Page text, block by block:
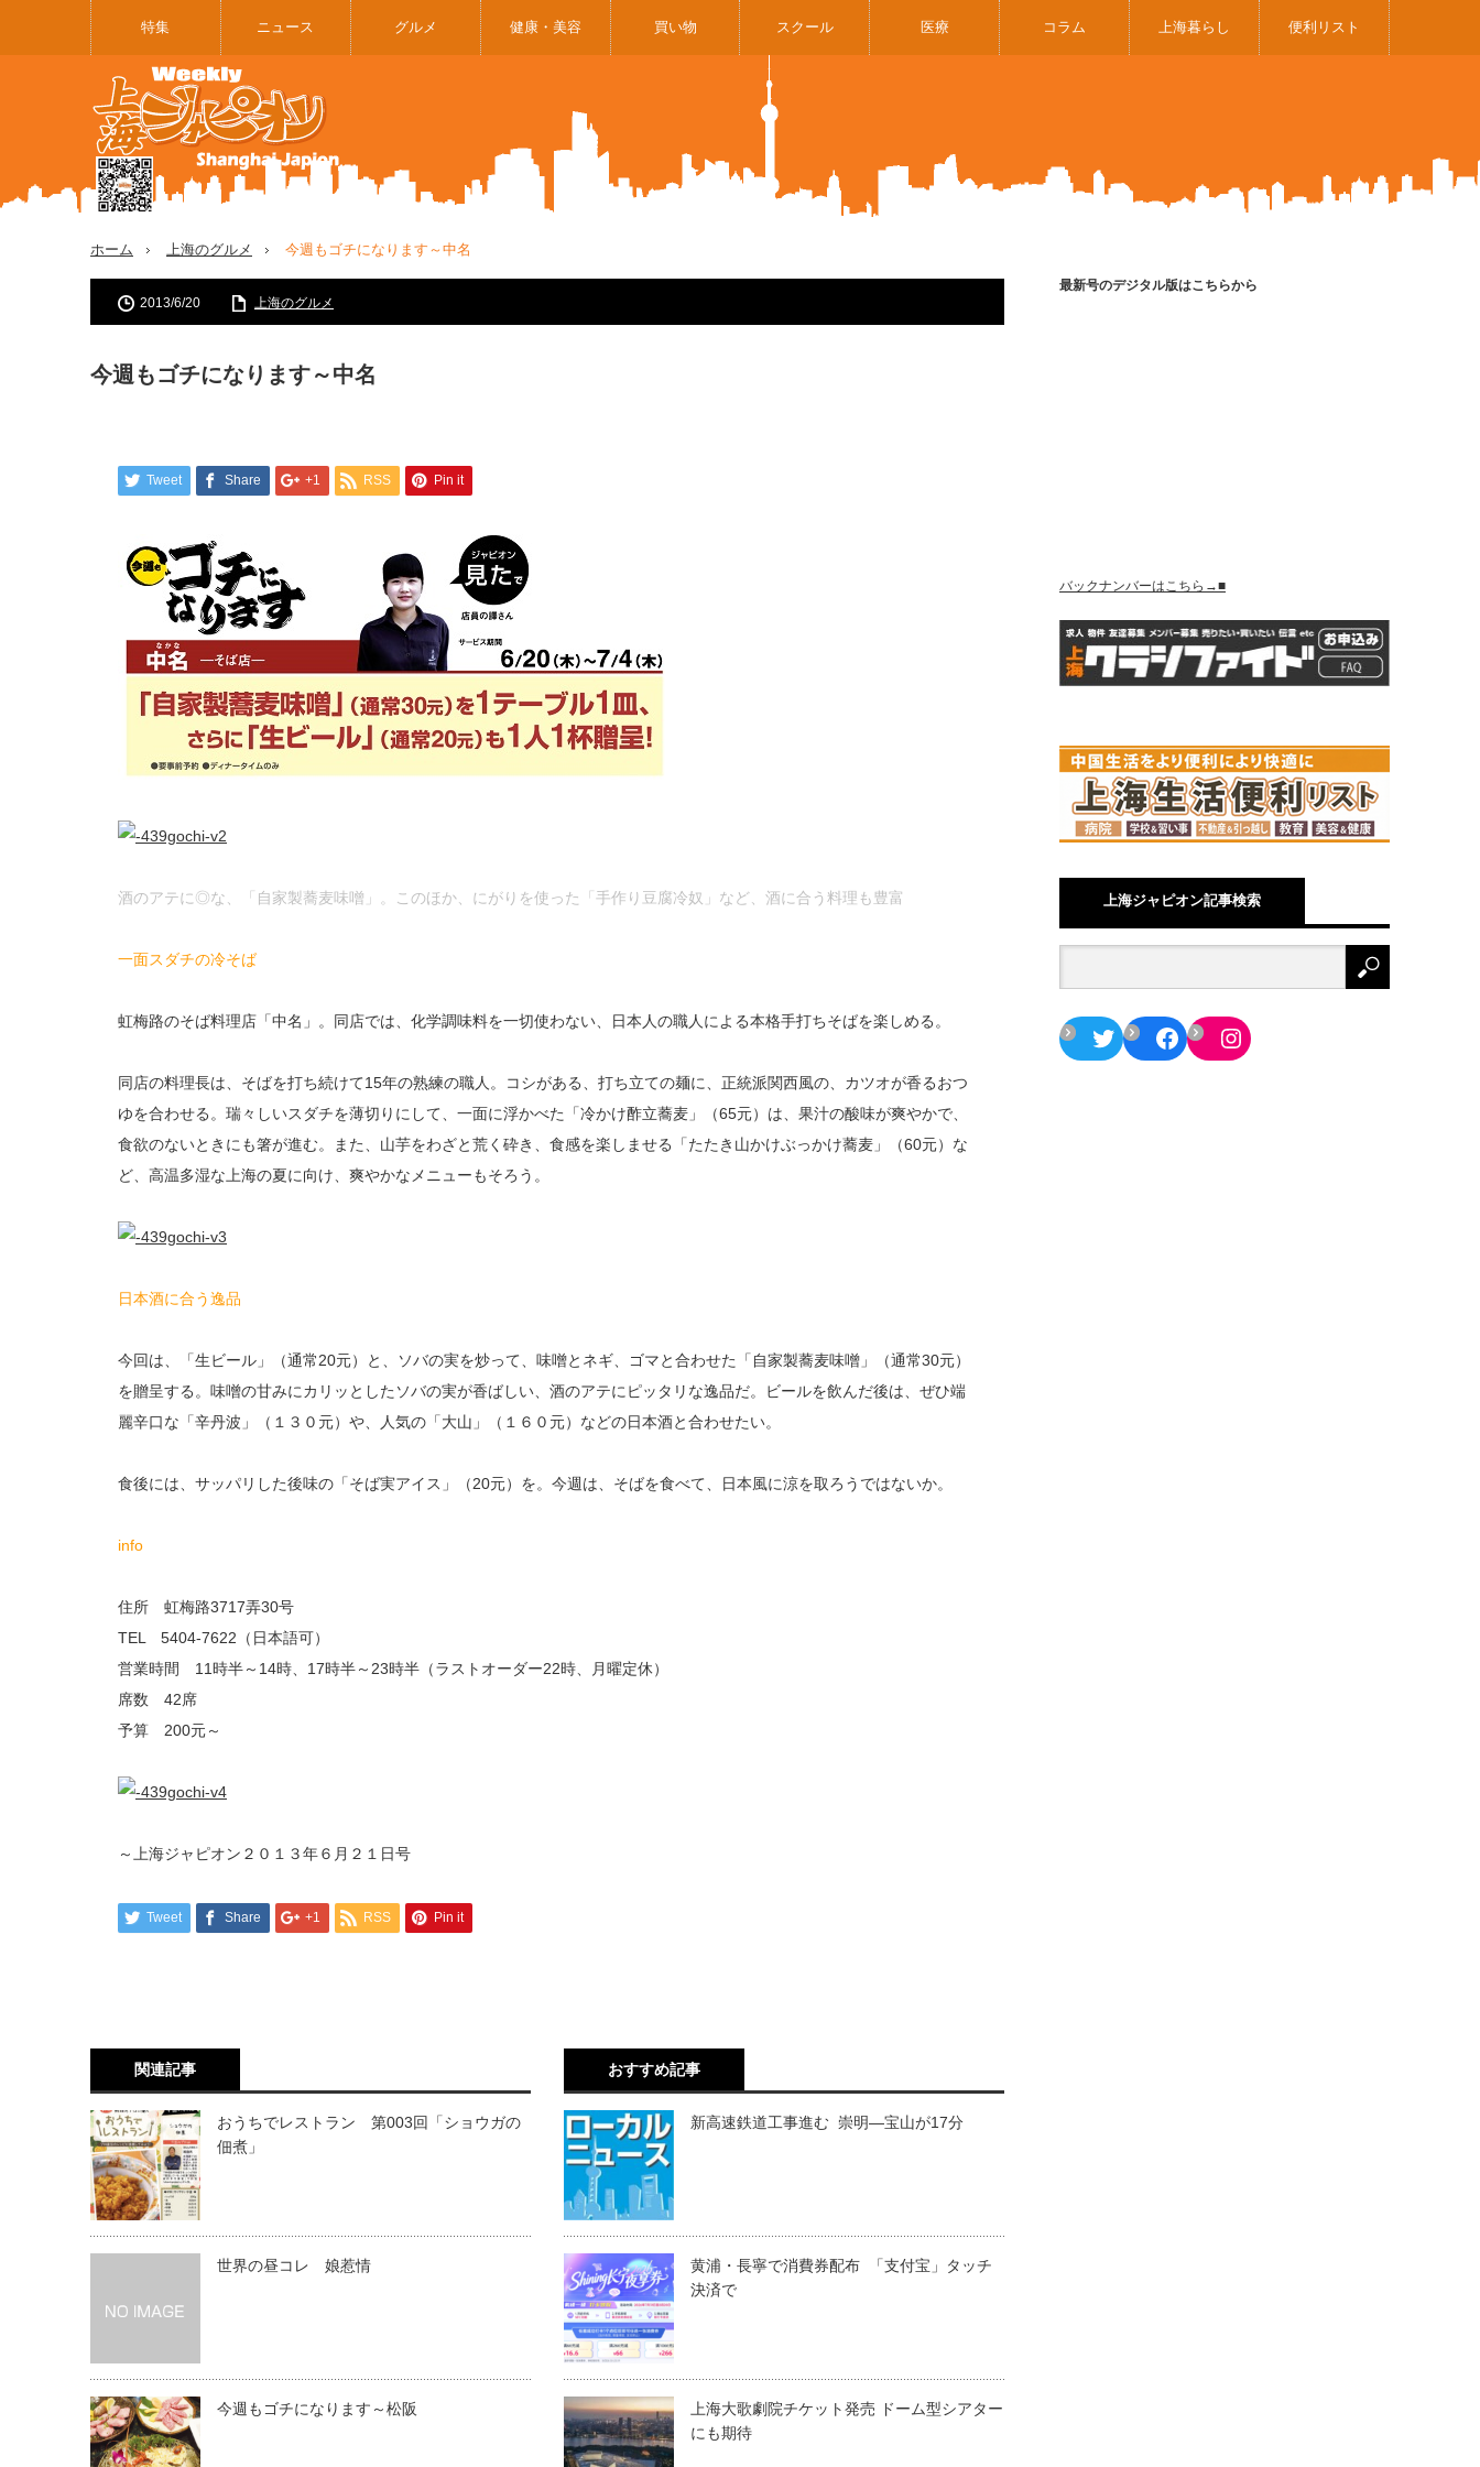
特集 ニュース グルメ 健康・美容 買い物 スクール 医療 コラム 上海暮らし 便利リスト
ホーム 上海のグルメ 今週もゴチになります～中名
2013/6/20 上海のグルメ
今週もゴチになります～中名
Tweet Share +1 RSS Pin it
酒のアテに◎な、「自家製蕎麦味噌」。このほか、にがりを使った「手作り豆腐冷奴」など、酒に合う料理も豊富
一面スダチの冷そば
虹梅路のそば料理店「中名」。同店では、化学調味料を一切使わない、日本人の職人による本格手打ちそばを楽しめる。
同店の料理長は、そばを打ち続けて15年の熟練の職人。コシがある、打ち立ての麺に、正統派関西風の、カツオが香るおつ
ゆを合わせる。瑞々しいスダチを薄切りにして、一面に浮かべた「冷かけ酢立蕎麦」（65元）は、果汁の酸味が爽やかで、
食欲のないときにも箸が進む。また、山芋をわざと荒く砕き、食感を楽しませる「たたき山かけぶっかけ蕎麦」（60元）な
ど、高温多湿な上海の夏に向け、爽やかなメニューもそろう。
日本酒に合う逸品
今回は、「生ビール」（通常20元）と、ソバの実を炒って、味噌とネギ、ゴマと合わせた「自家製蕎麦味噌」（通常30元）
を贈呈する。味噌の甘みにカリッとしたソバの実が香ばしい、酒のアテにピッタリな逸品だ。ビールを飲んだ後は、ぜひ端
麗辛口な「辛丹波」（１３０元）や、人気の「大山」（１６０元）などの日本酒と合わせたい。
食後には、サッパリした後味の「そば実アイス」（20元）を。今週は、そばを食べて、日本風に涼を取ろうではないか。
info
住所 虹梅路3717弄30号
TEL 5404-7622（日本語可）
営業時間 11時半～14時、17時半～23時半（ラストオーダー22時、月曜定休）
席数 42席
予算 200元～
～上海ジャピオン２０１３年６月２１日号
Tweet Share +1 RSS Pin it
関連記事
おうちでレストラン 第003回「ショウガの
佃煮」
世界の昼コレ 娘惹情
今週もゴチになります～松阪
おすすめ記事
新高速鉄道工事進む 崇明―宝山が17分
黄浦・長寧で消費券配布 「支付宝」タッチ
決済で
上海大歌劇院チケット発売 ドーム型シアター
にも期待
最新号のデジタル版はこちらから
バックナンバーはこちら→■
上海ジャピオン記事検索
TwitterFacebookInstagram